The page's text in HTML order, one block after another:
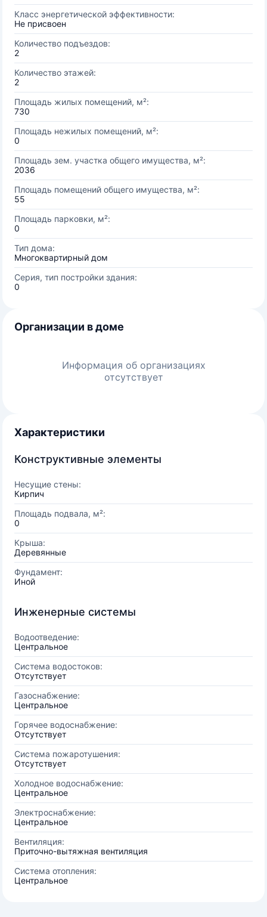
Класс энергетической эффективности:
Не присвоен
Количество подъездов:
2
Количество этажей:
2
Площадь жилых помещений, м²:
730
Площадь нежилых помещений, м²:
0
Площадь зем. участка общего имущества, м²:
2036
Площадь помещений общего имущества, м²:
55
Площадь парковки, м²:
0
Тип дома:
Многоквартирный дом
Серия, тип постройки здания:
0
Организации в доме
Информация об организациях
отсутствует
Характеристики
Конструктивные элементы
Несущие стены:
Кирпич
Площадь подвала, м²:
0
Крыша:
Деревянные
Фундамент:
Иной
Инженерные системы
Водоотведение:
Центральное
Система водостоков:
Отсутствует
Газоснабжение:
Центральное
Горячее водоснабжение:
Отсутствует
Система пожаротушения:
Отсутствует
Холодное водоснабжение:
Центральное
Электроснабжение:
Центральное
Вентиляция:
Приточно-вытяжная вентиляция
Система отопления:
Центральное